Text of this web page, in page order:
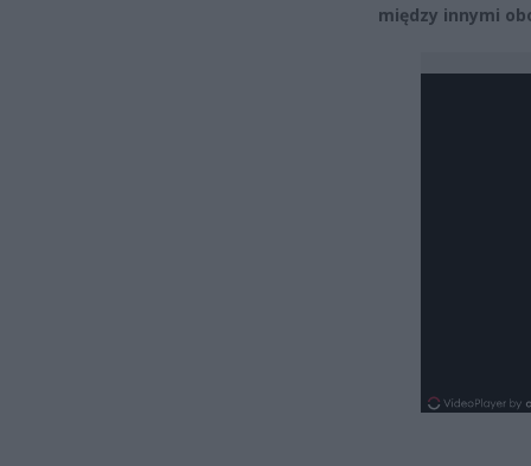
między innymi